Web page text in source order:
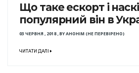
Що таке ескорт і
популярний він в
03 ЧЕРВНЯ , 2018,BYАНОНІМ (НЕ ПЕРЕВІРЕНО)
ЧИТАТИ ДАЛІ